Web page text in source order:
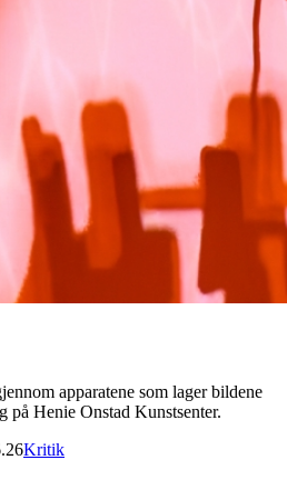
apparatene som lager bildene
på Henie Onstad Kunstsenter.
Kritik